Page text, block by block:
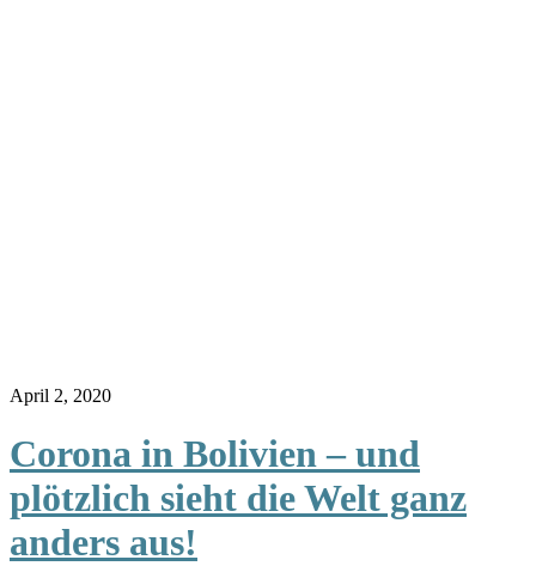
April 2, 2020
Corona in Bolivien – und
plötzlich sieht die Welt ganz
anders aus!